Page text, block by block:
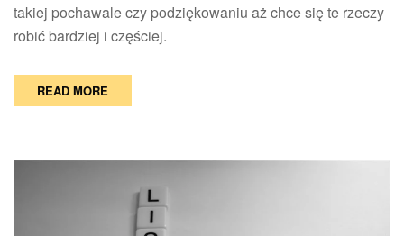
takiej pochawale czy podziękowaniu aż chce się te rzeczy
robić bardziej i częściej.
READ MORE